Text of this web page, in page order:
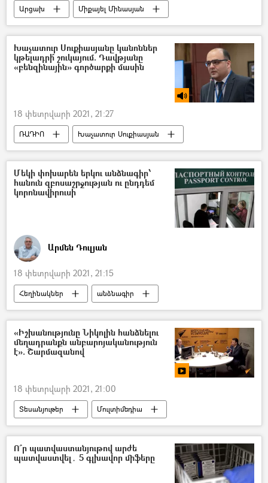
Արցախ
Միքայել Մինասյան
Արայիկ Հարությունյան
Արմեն Աբազյան
Խաչատուր Սուքիասյանը կանոններ
կթելադրի՞ շուկայում. Դավթյանը
«բենզինային» գործարքի մասին
18 փետրվարի 2021, 21:27
ՌԱԴԻՈ
Խաչատուր Սուքիասյան
Վահե Դավթյան
բենզին
Մեկի փոխարեն երկու անձնագիր՝
հանուն զբոսաշրջության ու ընդդեմ
կորոնավիրուսի
Արմեն Դուլյան
18 փետրվարի 2021, 21:15
Հեղինակներ
անձնագիր
կորոնավիրուս
պատվաստում
5 րոպե Դուլյանի հետ
«Իշխանությունը Նիկոլին հանձնելու
մեղադրանքն անբարոյականություն
է». Շարմազանով
18 փետրվարի 2021, 21:00
Տեսանյութեր
Մուլտիմեդիա
Սերժ Սարգսյան
Նիկոլ Փաշինյան
Էդուարդ Շարմազանով
Կարեն Կարապետյան
Ո՞ր պատվաստանյութով արժե
պատվաստվել․ 5 գլխավոր միֆերը